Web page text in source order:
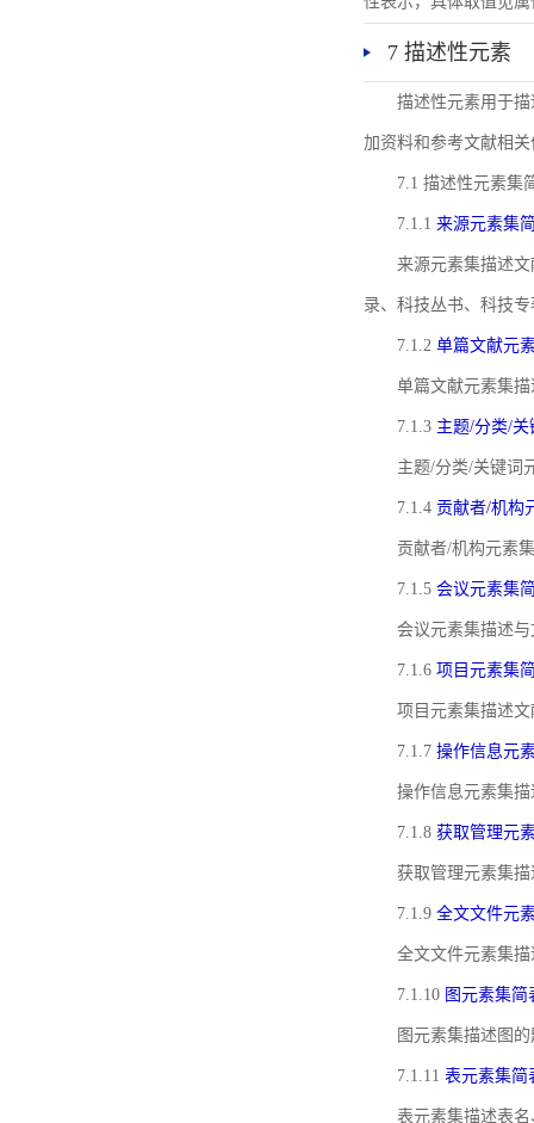
7 描述性元素
描述性元素用于
加资料和参考文献相
7.1 描述性元素集
7.1.1 来源元素集
来源元素集描述
录、科技丛书、科技
7.1.2 单篇文献元
单篇文献元素集
7.1.3 主题/分类/
主题/分类/关键词
7.1.4 贡献者/机构
贡献者/机构元素
7.1.5 会议元素集
会议元素集描述
7.1.6 项目元素集
项目元素集描述
7.1.7 操作信息元
操作信息元素集
7.1.8 获取管理元
获取管理元素集
7.1.9 全文文件元
全文文件元素集
7.1.10 图元素集简
图元素集描述图
7.1.11 表元素集简
表元素集描述表